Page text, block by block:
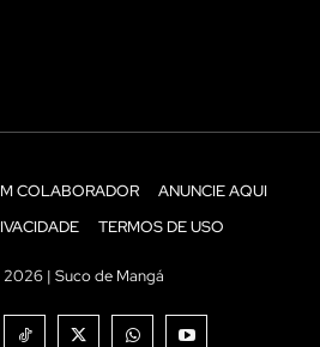
COLABORADOR
ANUNCIE AQUI
TERMOS DE USO
| Suco de Mangá